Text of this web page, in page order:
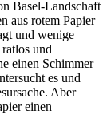
Basel-Landschaft
aus rotem Papier
und wenige
und
einen Schimmer
es und
Aber
einen